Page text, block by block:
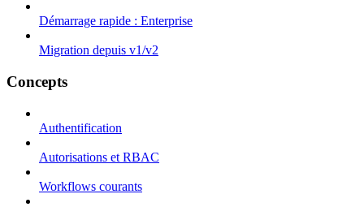
Démarrage rapide : Enterprise
Migration depuis v1/v2
Concepts
Authentification
Autorisations et RBAC
Workflows courants